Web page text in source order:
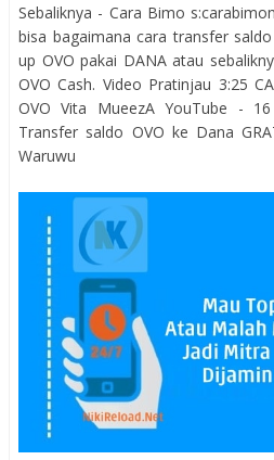
Sebaliknya - Cara Bimo
bisa bagaimana cara transfer
up OVO pakai DANA atau
OVO Cash. Video Pratinjau 3:25
OVO Vita MueezA YouTube -
Transfer saldo OVO ke Dana
Waruwu